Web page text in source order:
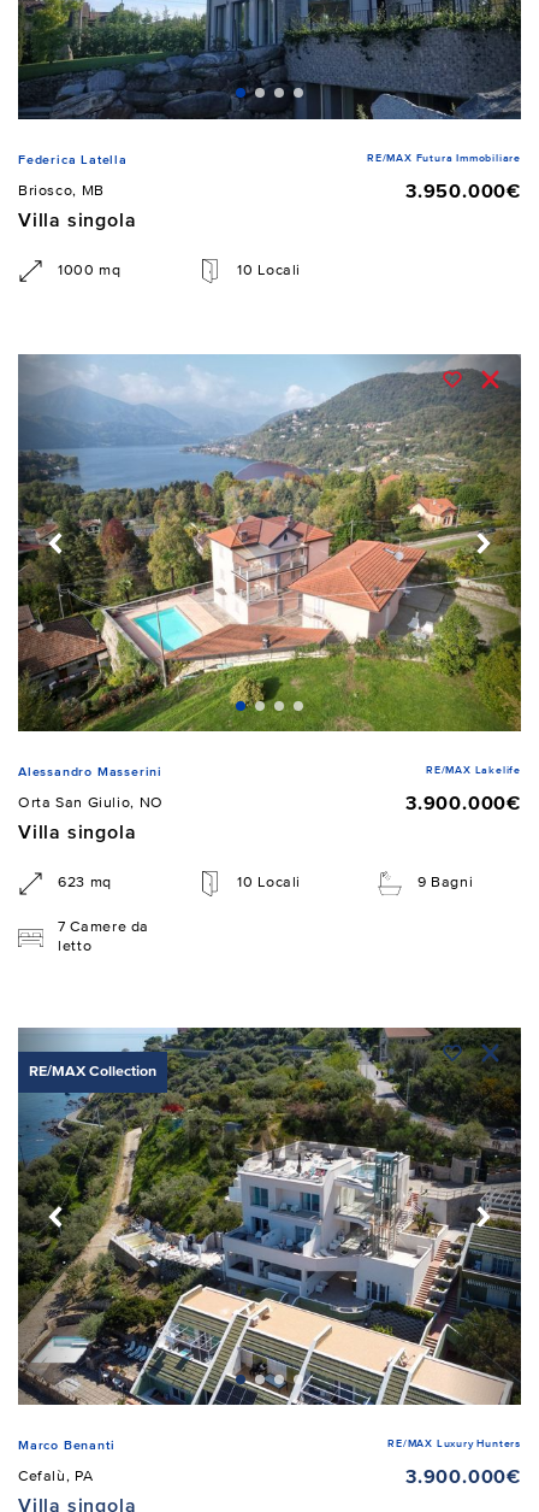
Federica Latella RE/MAX Futura Immobiliare
Briosco, MB
3.950.000€
Villa singola
1000 mq 10 Locali
Alessandro Masserini RE/MAX Lakelife
Orta San Giulio, NO
3.900.000€
Villa singola
623 mq 10 Locali 9 Bagni
7 Camere da
letto
RE/MAX Collection
Marco Benanti RE/MAX Luxury Hunters
Cefalù, PA
3.900.000€
Villa singola